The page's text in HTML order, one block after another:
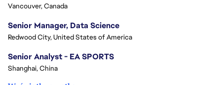
Vancouver, Canada
Senior Manager, Data Science
Redwood City, United States of America
Senior Analyst - EA SPORTS
Shanghai, China